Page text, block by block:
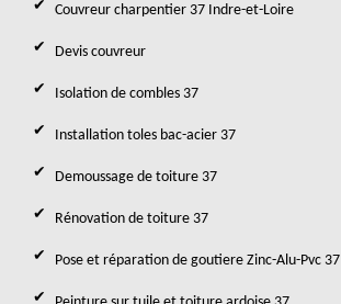
Couvreur charpentier 37 Indre-et-Loire
Devis couvreur
Isolation de combles 37
Installation toles bac-acier 37
Demoussage de toiture 37
Rénovation de toiture 37
Pose et réparation de goutiere Zinc-Alu-Pvc 37